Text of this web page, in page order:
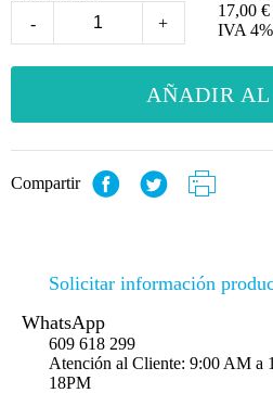
-
+
17,00 €
IVA
AÑADIR
Compartir
Solicitar información
WhatsApp
609 618 299
Atención al Cliente: 9:00 AM a
18PM